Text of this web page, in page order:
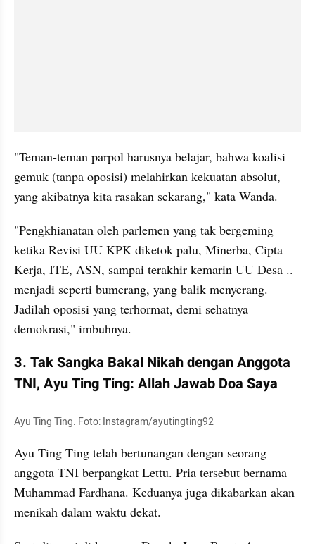
"Teman-teman parpol harusnya belajar, bahwa koalisi
gemuk (tanpa oposisi) melahirkan kekuatan absolut,
yang akibatnya kita rasakan sekarang," kata Wanda.
"Pengkhianatan oleh parlemen yang tak bergeming
ketika Revisi UU KPK diketok palu, Minerba, Cipta
Kerja, ITE, ASN, sampai terakhir kemarin UU Desa ..
menjadi seperti bumerang, yang balik menyerang.
Jadilah oposisi yang terhormat, demi sehatnya
demokrasi," imbuhnya.
3. Tak Sangka Bakal Nikah dengan Anggota
TNI, Ayu Ting Ting: Allah Jawab Doa Saya
Ayu Ting Ting. Foto: Instagram/ayutingting92
Ayu Ting Ting telah bertunangan dengan seorang
anggota TNI berpangkat Lettu. Pria tersebut bernama
Muhammad Fardhana. Keduanya juga dikabarkan akan
menikah dalam waktu dekat.